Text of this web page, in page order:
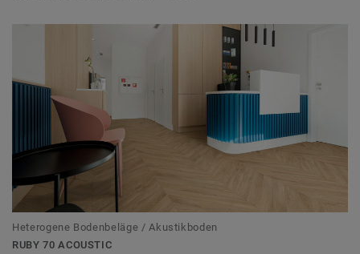
Heterogene Bodenbeläge / Akustikboden
RUBY 70 ACOUSTIC